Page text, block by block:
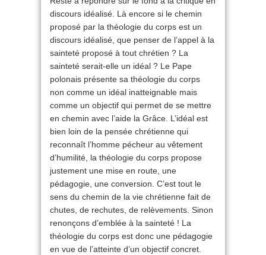
discours idéalisé. Là encore si le chemin
proposé par la théologie du corps est un
discours idéalisé, que penser de l’appel à la
sainteté proposé à tout chrétien ? La
sainteté serait-elle un idéal ? Le Pape
polonais présente sa théologie du corps
non comme un idéal inatteignable mais
comme un objectif qui permet de se mettre
en chemin avec l’aide la Grâce. L’idéal est
bien loin de la pensée chrétienne qui
reconnaît l’homme pécheur au vêtement
d’humilité, la théologie du corps propose
justement une mise en route, une
pédagogie, une conversion. C’est tout le
sens du chemin de la vie chrétienne fait de
chutes, de rechutes, de relèvements. Sinon
renonçons d’emblée à la sainteté ! La
théologie du corps est donc une pédagogie
en vue de l’atteinte d’un objectif concret.